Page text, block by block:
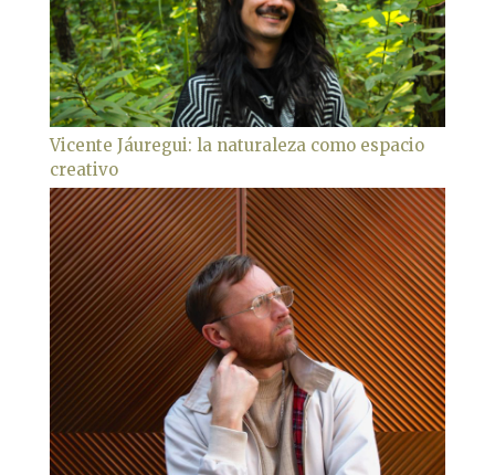
Vicente Jáuregui: la naturaleza como espacio
creativo